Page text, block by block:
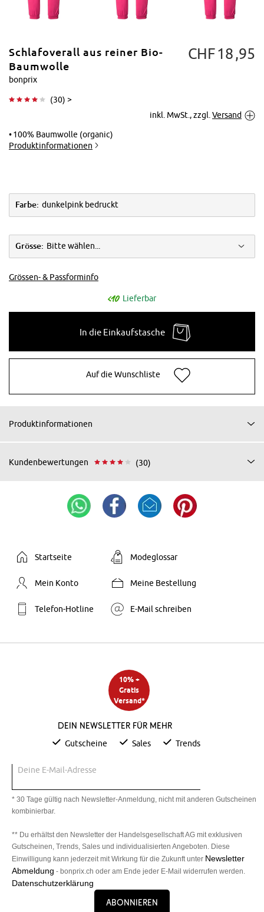
Vergrößern
Schlafoverall aus reiner Bio-
Baumwolle
bonprix
(30) >
CHF18 95
inkl. MwSt., zzgl. Versand
100% Baumwolle (organic)
Produktinformationen
Farbe: dunkelpink bedruckt
Grösse: Bitte wählen...
Grössen- & Passforminfo
Lieferbar
In die Einkaufstasche
Auf die Wunschliste
Produktinformationen
Kundenbewertungen (30)
Startseite Modeglossar
Mein Konto Meine Bestellung
Telefon-Hotline E-Mail schreiben
10% +
Gratis
Versand*
Dein Newsletter für mehr
Gutscheine Sales Trends
Deine E-Mail-Adresse
* 30 Tage gültig nach Newsletter-Anmeldung, nicht mit anderen Gutscheinen
kombinierbar.
** Du erhältst den Newsletter der Handelsgesellschaft AG mit exklusiven
Gutscheinen, Trends, Sales und individualisierten Angeboten. Diese
Einwilligung kann jederzeit mit Wirkung für die Zukunft unter Newsletter
Abmeldung - bonprix.ch oder am Ende jeder E-Mail widerrufen werden.
Datenschutzerklärung
Abonnieren